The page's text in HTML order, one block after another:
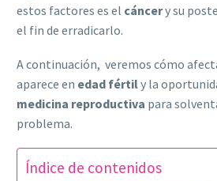
estos factores es el cáncery su
el fin de erradicarlo.
A continuación, veremos cómo
aparece en edad fértily la
medicina reproductiva para
problema.
Índice de contenidos